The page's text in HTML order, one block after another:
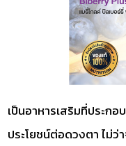
เป็นอาหารเสริมที่ประก
ประโยชน์ต่อดวงตา ไม่ว่